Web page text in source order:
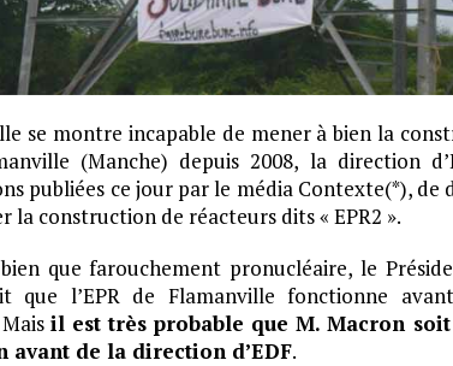
se montre incapable de mener à bien la
(Manche) depuis 2008, la direction
publiées ce jour par le média Contexte(*), de
la construction de réacteurs dits « EPR2 ».
que farouchement pronucléaire, le
que l’EPR de Flamanville fonctionne
Maisil est très probable que M. Macron
avant de la direction d’EDF.